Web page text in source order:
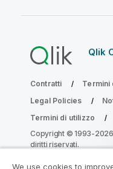
Qlik
Contratti
Termini
Legal Policies
Termini di utilizzo
Copyright © 1993-2026
diritti riservati.
We use cookies to